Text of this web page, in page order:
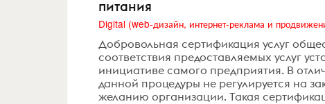
питания
Добровольная сертификация услуг
соответствия предоставляемых услуг
инициативе самого предприятия. В
данной процедуры не регулируется на
желанию организации. Такая